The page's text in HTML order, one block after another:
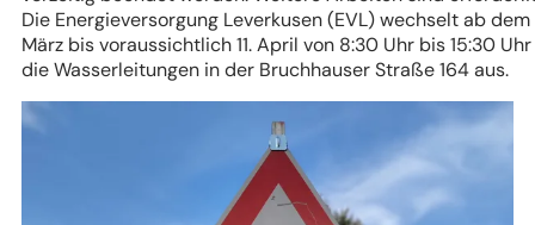
Die Energieversorgung Leverkusen (EVL) wechselt ab dem
März bis voraussichtlich 11. April von 8:30 Uhr bis 15:30 Uhr
die Wasserleitungen in der Bruchhauser Straße 164 aus.